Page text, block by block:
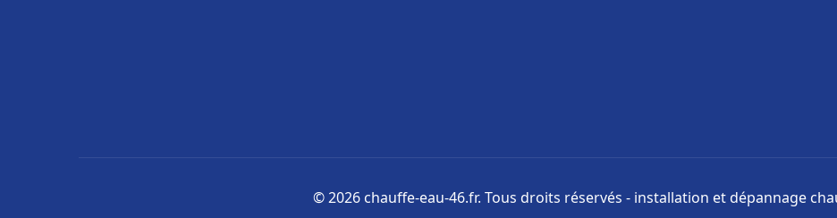
© 2026 chauffe-eau-46.fr. Tous droits réservés - installation et dépannage